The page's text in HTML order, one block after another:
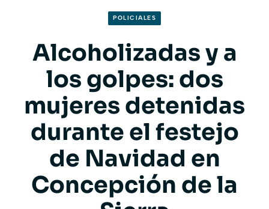
POLICIALES
Alcoholizadas y a
los golpes: dos
mujeres detenidas
durante el festejo
de Navidad en
Concepción de la